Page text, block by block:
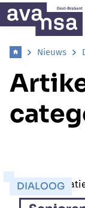
Nieuws
DIALOOG